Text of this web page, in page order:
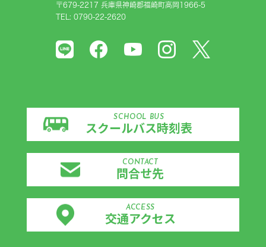
〒679-2217 兵庫県神崎郡福崎町高岡1966-5
TEL: 0790-22-2620
SCHOOL BUS
スクールバス時刻表
CONTACT
問合せ先
ACCESS
交通アクセス